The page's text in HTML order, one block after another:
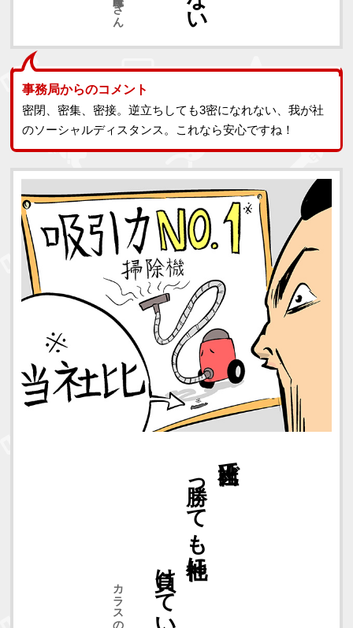
事務局からのコメント
密閉、密集、密接。逆立ちしても3密になれない、我が社
のソーシャルディスタンス。これなら安心ですね！
当社比で
勝っても他社に
負けている